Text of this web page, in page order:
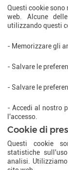
Questi cookie
web. Alcune
utilizzando questi
- Memorizzare gli
- Salvare le
- Salvare le
- Accedi al nostro
l'accesso.
Cookie di
Questi cookie
statistiche
analisi.